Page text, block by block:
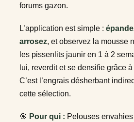
forums gazon.
L’application est simple :
arrosez, et observez la mousse
les pissenlits jaunir en 1 à 2
lui, reverdit et se densifie grâce à
C’est l’engrais désherbant
cette sélection.
🎯 Pour qui : Pelouses